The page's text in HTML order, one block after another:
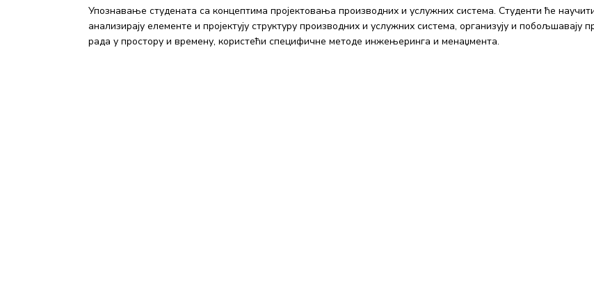
Упознавање студената са концептима пројектовања производних и услужних система. Студенти ће
анализирају елементе и пројектују структуру производних и услужних система, организују и побољшавају
рада у простору и времену, користећи специфичне методе инжењеринга и менаџмента.